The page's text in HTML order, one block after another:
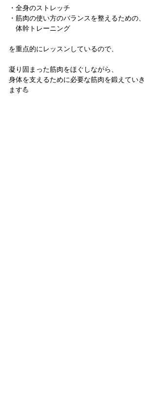
・全身のストレッチ
・筋肉の使い方のバランスを整えるための、
体幹トレーニング
を重点的にレッスンしているので、
凝り固まった筋肉をほぐしながら、
身体を支えるために必要な筋肉を鍛えていき
ます💪